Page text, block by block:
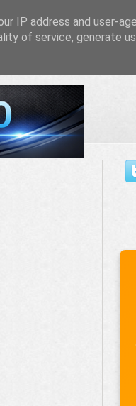
IP address and user-
of service, generate